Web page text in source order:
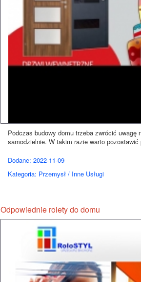
Podczas budowy domu trzeba zwrócić
samodzielnie. W takim razie warto
Dodane: 2022-11-09
Kategoria: Przemysł / Inne Usługi
Odpowiednie rolety do domu